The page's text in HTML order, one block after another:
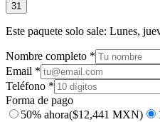
31
Este paquete solo sale: Lunes,
Nombre completo *
Email *
Teléfono *
Forma de pago
50% ahora($12,441 MXN)